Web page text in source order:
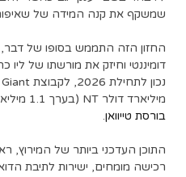
שמשקף את קנה המידה של
החזון הזה התממש בסופו של דבר,
דומיננטי וחיזק את מורשתו של ליו
מיליארד דולר NT (בערך 1.1 מיליארד דולר), בהתבסס על
בורסת טייוואן.
התוכן העדכני ביותר של המירוץ,
רכישה מומחים, ישירות לתיבת